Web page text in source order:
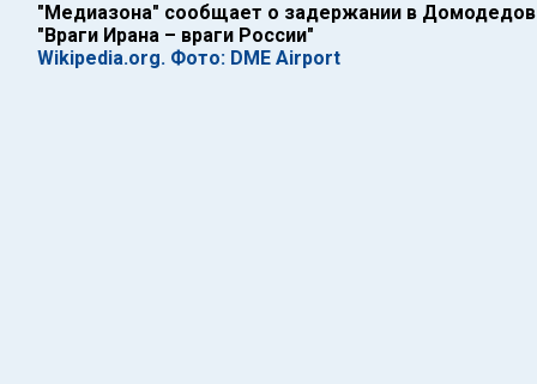
"Медиазона" сообщает о задержании в
"Враги Ирана – враги России"
Wikipedia.org. Фото: DME Airport